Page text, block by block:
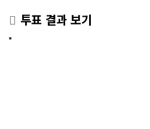
투표 결과 보기